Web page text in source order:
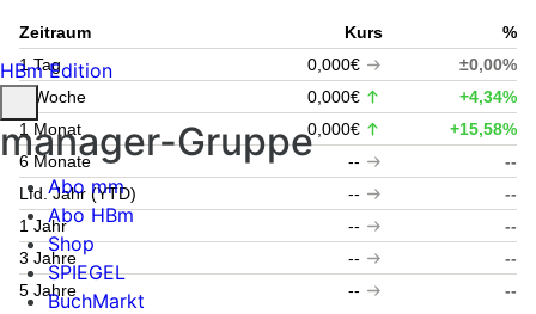
Zeitraum Kurs
%
1 Tag
0,000€
±0,00%
1 Woche
0,000€
+4,34%
1 Monat
0,000€
+15,58%
6 Monate
--
--
Lfd. Jahr (YTD)
--
--
1 Jahr
--
--
3 Jahre
--
--
5 Jahre
-- --
HBm Edition
manager-Gruppe
Abo mm
Abo HBm
Shop
SPIEGEL
BuchMarkt